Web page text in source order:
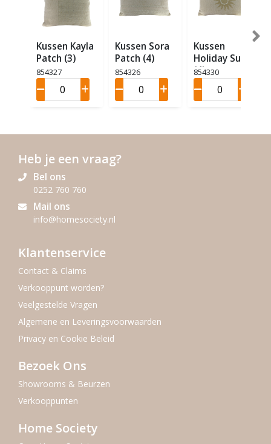
Kussen Kayla
Patch (3)
854327
Kussen Sora
Patch (4)
854326
Kussen
Holiday Sun
(4)
854330
Heb je een vraag?
Bel ons
0252 760 760
Mail ons
info@homesociety.nl
Klantenservice
Contact & Claims
Verkooppunt worden?
Veelgestelde Vragen
Algemene en Leveringsvoorwaarden
Privacy en Cookie Beleid
Bezoek Ons
Showrooms & Beurzen
Verkooppunten
Home Society